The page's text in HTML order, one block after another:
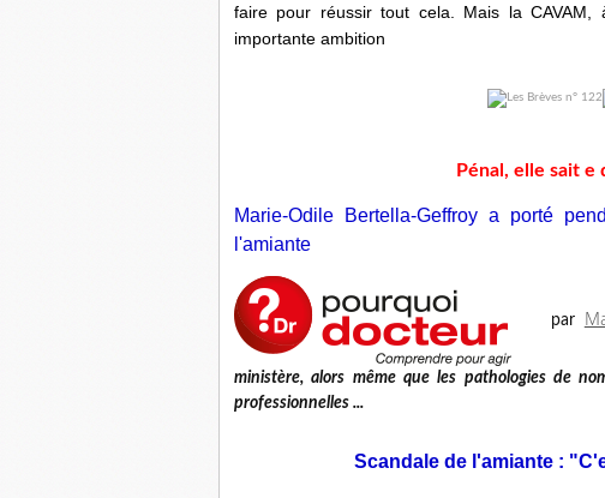
faire pour réussir tout cela. Mais la
importante ambition
Pénal, elle sait e
Marie-Odile Bertella-Geffroy a porté
l'amiante
par
ministère, alors même que les pathologies de
professionnelles ...
Scandale de l'amiante :